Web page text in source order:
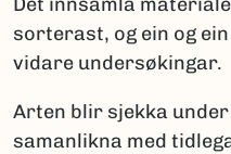
sorterast, og ein og
vidare undersøkingar.
Arten blir sjekka
samanlikna med